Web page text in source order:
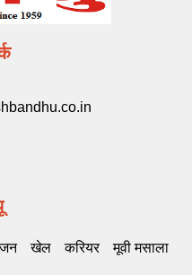
खेल करियर मूवी मसाला